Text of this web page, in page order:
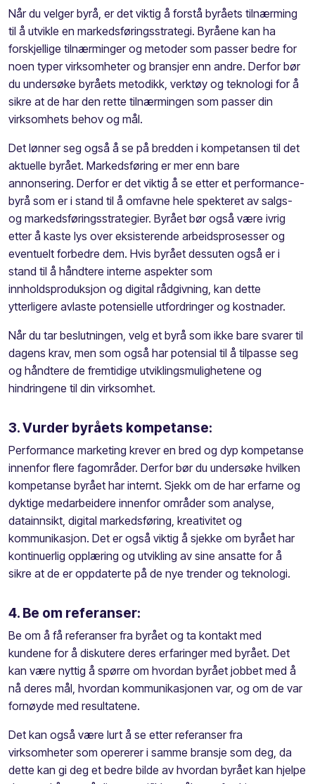
Når du velger byrå, er det viktig å forstå byråets tilnærming
til å utvikle en markedsføringsstrategi. Byråene kan ha
forskjellige tilnærminger og metoder som passer bedre for
noen typer virksomheter og bransjer enn andre. Derfor bør
du undersøke byråets metodikk, verktøy og teknologi for å
sikre at de har den rette tilnærmingen som passer din
virksomhets behov og mål.
Det lønner seg også å se på bredden i kompetansen til det
aktuelle byrået. Markedsføring er mer enn bare
annonsering. Derfor er det viktig å se etter et performance-
byrå som er i stand til å omfavne hele spekteret av salgs-
og markedsføringsstrategier. Byrået bør også være ivrig
etter å kaste lys over eksisterende arbeidsprosesser og
eventuelt forbedre dem. Hvis byrået dessuten også er i
stand til å håndtere interne aspekter som
innholdsproduksjon og digital rådgivning, kan dette
ytterligere avlaste potensielle utfordringer og kostnader.
Når du tar beslutningen, velg et byrå som ikke bare svarer til
dagens krav, men som også har potensial til å tilpasse seg
og håndtere de fremtidige utviklingsmulighetene og
hindringene til din virksomhet.
3. Vurder byråets kompetanse:
Performance marketing krever en bred og dyp kompetanse
innenfor flere fagområder. Derfor bør du undersøke hvilken
kompetanse byrået har internt. Sjekk om de har erfarne og
dyktige medarbeidere innenfor områder som analyse,
datainnsikt, digital markedsføring, kreativitet og
kommunikasjon. Det er også viktig å sjekke om byrået har
kontinuerlig opplæring og utvikling av sine ansatte for å
sikre at de er oppdaterte på de nye trender og teknologi.
4. Be om referanser:
Be om å få referanser fra byrået og ta kontakt med
kundene for å diskutere deres erfaringer med byrået. Det
kan være nyttig å spørre om hvordan byrået jobbet med å
nå deres mål, hvordan kommunikasjonen var, og om de var
fornøyde med resultatene.
Det kan også være lurt å se etter referanser fra
virksomheter som opererer i samme bransje som deg, da
dette kan gi deg et bedre bilde av hvordan byrået kan hjelpe